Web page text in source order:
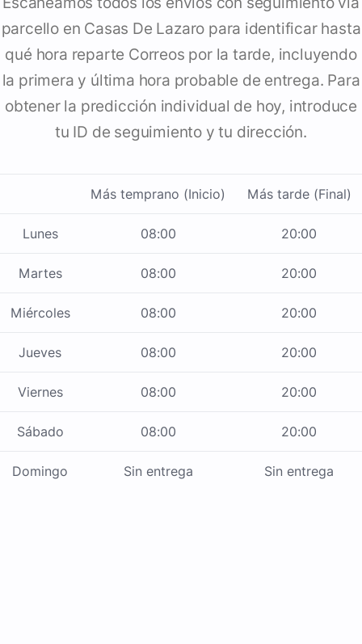
parcello en Casas De Lazaro para identificar hasta
qué hora reparte Correos por la tarde, incluyendo
la primera y última hora probable de entrega. Para
obtener la predicción individual de hoy, introduce
tu ID de seguimiento y tu dirección.
Más temprano (Inicio) Más tarde (Final)
Lunes 08:00 20:00
Martes 08:00 20:00
Miércoles 08:00 20:00
Jueves 08:00 20:00
Viernes 08:00 20:00
Sábado 08:00 20:00
Domingo Sin entrega Sin entrega